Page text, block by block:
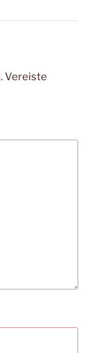
Vereiste